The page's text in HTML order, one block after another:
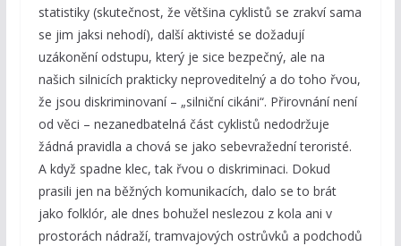
statistiky (skutečnost, že většina cyklistů se zrakví sama
se jim jaksi nehodí), další aktivisté se dožadují
uzákonění odstupu, který je sice bezpečný, ale na
našich silnicích prakticky neproveditelný a do toho řvou,
že jsou diskriminovaní – „silniční cikáni“. Přirovnání není
od věci – nezanedbatelná část cyklistů nedodržuje
žádná pravidla a chová se jako sebevražední teroristé.
A když spadne klec, tak řvou o diskriminaci. Dokud
prasili jen na běžných komunikacích, dalo se to brát
jako folklór, ale dnes bohužel neslezou z kola ani v
prostorách nádraží, tramvajových ostrůvků a podchodů